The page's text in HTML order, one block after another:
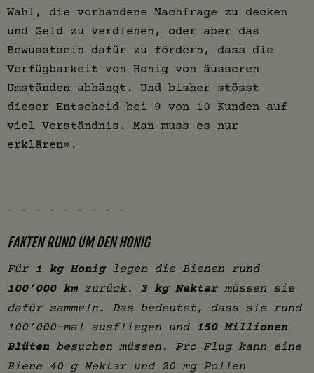
Wahl, die vorhandene Nachfrage zu decken
und Geld zu verdienen, oder aber das
Bewusstsein dafür zu fördern, dass die
Verfügbarkeit von Honig von äusseren
Umständen abhängt. Und bisher stösst
dieser Entscheid bei 9 von 10 Kunden auf
viel Verständnis. Man muss es nur
erklären».
- - - - - - - - -
FAKTEN RUND UM DEN HONIG
Für 1 kg Honiglegen die Bienen rund
100’000 kmzurück. 3 kg Nektarmüssen sie
dafür sammeln. Das bedeutet, dass sie rund
100’000-mal ausfliegen und 150 Millionen
Blüten besuchen müssen. Pro Flug kann eine
Biene 40 g Nektar und 20 mg Pollen